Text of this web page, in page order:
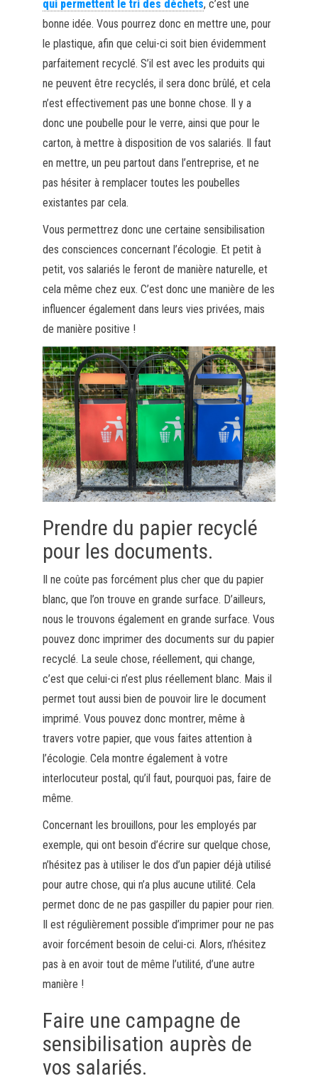
qui permettent le tri des déchets, c’est une
bonne idée. Vous pourrez donc en mettre une, pour
le plastique, afin que celui-ci soit bien évidemment
parfaitement recyclé. S’il est avec les produits qui
ne peuvent être recyclés, il sera donc brûlé, et cela
n’est effectivement pas une bonne chose. Il y a
donc une poubelle pour le verre, ainsi que pour le
carton, à mettre à disposition de vos salariés. Il faut
en mettre, un peu partout dans l’entreprise, et ne
pas hésiter à remplacer toutes les poubelles
existantes par cela.
Vous permettrez donc une certaine sensibilisation
des consciences concernant l’écologie. Et petit à
petit, vos salariés le feront de manière naturelle, et
cela même chez eux. C’est donc une manière de les
influencer également dans leurs vies privées, mais
de manière positive !
Prendre du papier recyclé
pour les documents.
Il ne coûte pas forcément plus cher que du papier
blanc, que l’on trouve en grande surface. D’ailleurs,
nous le trouvons également en grande surface. Vous
pouvez donc imprimer des documents sur du papier
recyclé. La seule chose, réellement, qui change,
c’est que celui-ci n’est plus réellement blanc. Mais il
permet tout aussi bien de pouvoir lire le document
imprimé. Vous pouvez donc montrer, même à
travers votre papier, que vous faites attention à
l’écologie. Cela montre également à votre
interlocuteur postal, qu’il faut, pourquoi pas, faire de
même.
Concernant les brouillons, pour les employés par
exemple, qui ont besoin d’écrire sur quelque chose,
n’hésitez pas à utiliser le dos d’un papier déjà utilisé
pour autre chose, qui n’a plus aucune utilité. Cela
permet donc de ne pas gaspiller du papier pour rien.
Il est régulièrement possible d’imprimer pour ne pas
avoir forcément besoin de celui-ci. Alors, n’hésitez
pas à en avoir tout de même l’utilité, d’une autre
manière !
Faire une campagne de
sensibilisation auprès de
vos salariés.